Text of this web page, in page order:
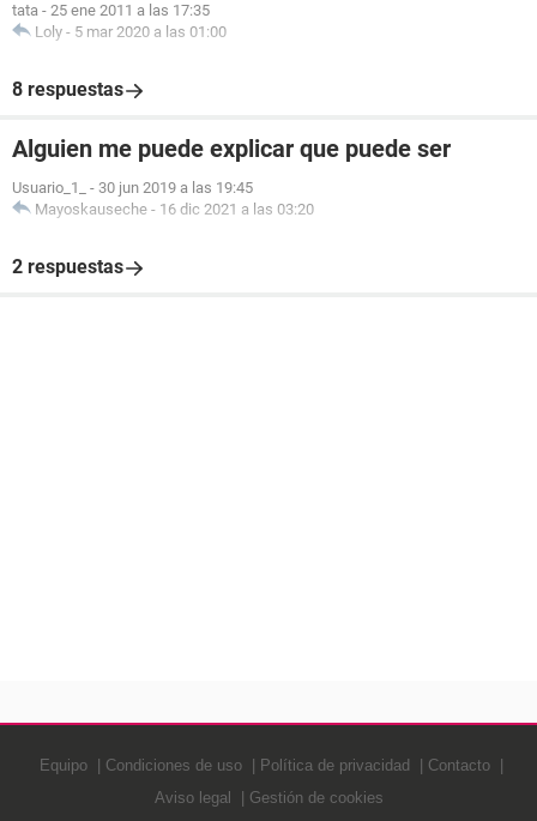
tata - 25 ene 2011 a las 17:35
Loly - 5 mar 2020 a las 01:00
8 respuestas
Alguien me puede explicar que puede ser
Usuario_1_ - 30 jun 2019 a las 19:45
Mayoskauseche - 16 dic 2021 a las 03:20
2 respuestas
Equipo Condiciones de uso Política de privacidad
Contacto
Aviso legal
Gestión de cookies